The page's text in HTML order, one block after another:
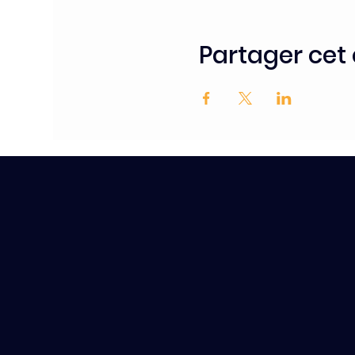
Partager